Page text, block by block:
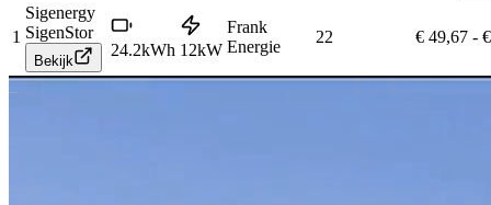
1
Sigenergy
SigenStor
Bekijk
24.2kWh 12kW
Frank
Energie
22 € 49,67 -